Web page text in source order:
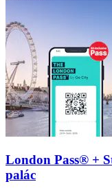
London Pass® +
palác